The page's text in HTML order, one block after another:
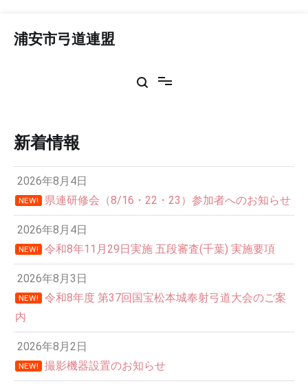
浦安市弓道連盟
新着情報
2026年8月4日
NEW! 県連研修会（8/16・22・23）参加者へのお知らせ
2026年8月4日
NEW! 令和8年11月29日実施 五段審査(千葉) 実施要項
2026年8月3日
NEW!
令和8年度 第37回国宝松本城奉射弓道大会のご案
内
2026年8月2日
NEW! 撮影機器設置のお知らせ